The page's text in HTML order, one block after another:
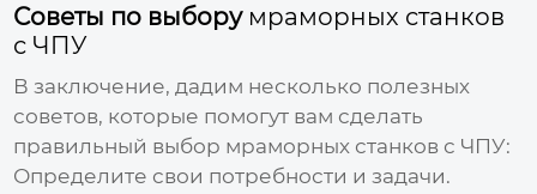
Советы по выбору мраморных станков
с ЧПУ
В заключение, дадим несколько полезных
советов, которые помогут вам сделать
правильный выбор мраморных станков с ЧПУ:
Определите свои потребности и задачи.